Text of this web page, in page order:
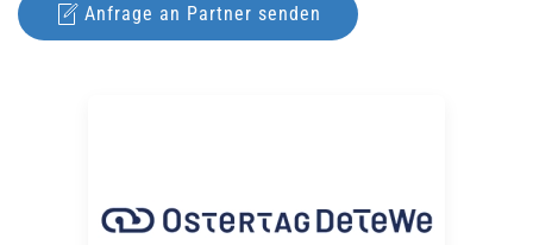
Anfrage an Partner senden